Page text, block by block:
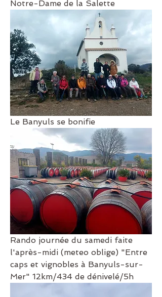
Notre-Dame de la Salette
Le Banyuls se bonifie
Rando journée du samedi faite
l'après-midi (meteo oblige) "Entre
caps et vignobles à Banyuls-sur-
Mer" 12km/434 de dénivelé/5h